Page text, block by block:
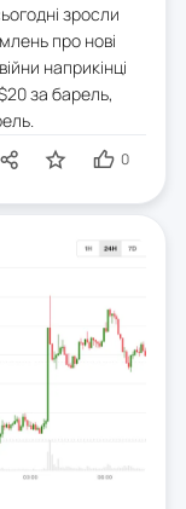
зросли
про нові
наприкінці
за барель,
0